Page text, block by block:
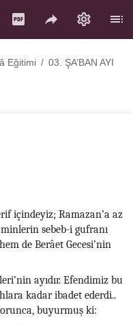
Eğitimi / 03. ŞA’BAN AYI
içindeyiz; Ramazan’a az
sebeb-i gufranı
de Berâet Gecesi’nin
ayıdır. Efendimiz bu
kadar ibadet ederdi..
buyurmuş ki: